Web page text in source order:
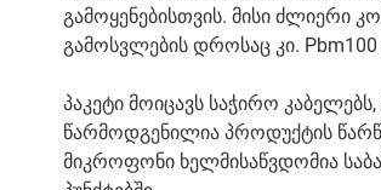
გამოყენებისთვის. მისი ძლიერი
გამოსვლების დროსაც კი.
პაკეტი მოიცავს საჭირო
წარმოდგენილია პროდუქტის
მიკროფონი ხელმისაწვდომია